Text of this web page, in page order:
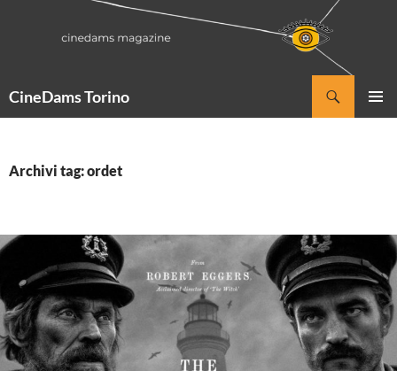
CineDams Torino
Archivi tag: ordet